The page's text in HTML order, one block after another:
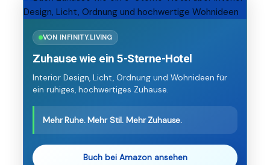
VON INFINITY.LIVING
Zuhause wie ein 5-Sterne-Hotel
Interior Design, Licht, Ordnung und Wohnideen für
ein ruhiges, hochwertiges Zuhause.
Mehr Ruhe. Mehr Stil. Mehr Zuhause.
Buch bei Amazon ansehen